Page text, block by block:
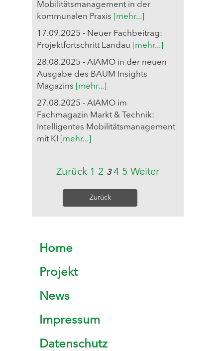
Mobilitätsmanagement in der
kommunalen Praxis
[mehr...]
17.09.2025 - Neuer Fachbeitrag:
Projektfortschritt Landau
[mehr...]
28.08.2025 - AIAMO in der neuen
Ausgabe des BAUM Insights
Magazins
[mehr...]
27.08.2025 - AIAMO im
Fachmagazin Markt & Technik:
Intelligentes Mobilitätsmanagement
mit KI
[mehr...]
Zurück 1 2 3 4 5 Weiter
Zurück
Home
Projekt
News
Impressum
Datenschutz